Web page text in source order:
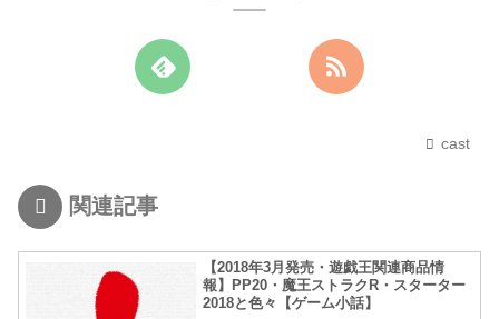
cast
関連記事
【2018年3月発売・遊戯王関連商品情
報】PP20・魔王ストラクR・スターター
2018と色々【ゲーム小話】